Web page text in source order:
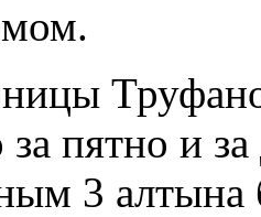
за пятно и
3 алтына